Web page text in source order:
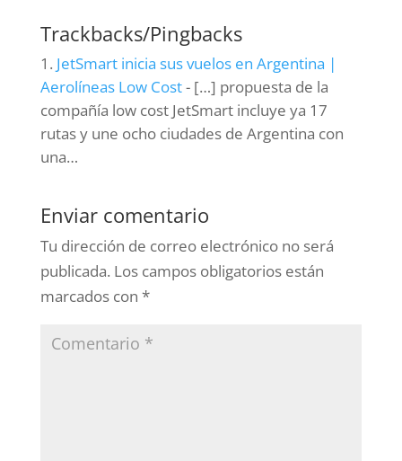
Trackbacks/Pingbacks
JetSmart inicia sus vuelos en Argentina |
Aerolíneas Low Cost- […] propuesta de la
compañía low cost JetSmart incluye ya 17
rutas y une ocho ciudades de Argentina con
una…
Enviar comentario
Tu dirección de correo electrónico no será
publicada. Los campos obligatorios están
marcados con *